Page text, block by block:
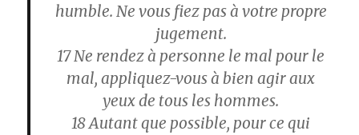
humble. Ne vous fiez pas à votre propre
jugement.
17Ne rendez à personne le mal pour le
mal, appliquez-vous à bien agir aux
yeux de tous les hommes.
18Autant que possible, pour ce qui